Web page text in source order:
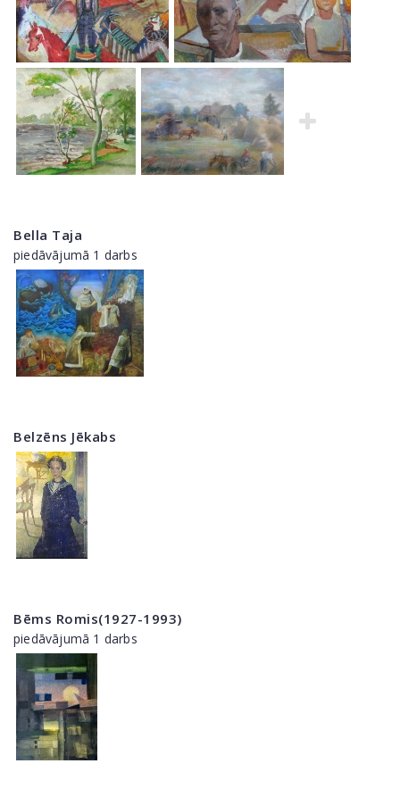
Bella Taja
piedāvājumā 1 darbs
Belzēns Jēkabs
Bēms Romis(1927-1993)
piedāvājumā 1 darbs